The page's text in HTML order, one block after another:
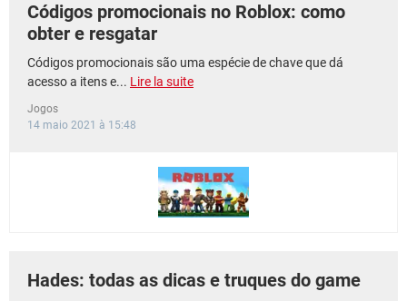
Códigos promocionais no Roblox: como
obter e resgatar
Códigos promocionais são uma espécie de chave que dá
acesso a itens e... Lire la suite
Jogos
14 maio 2021 à 15:48
Hades: todas as dicas e truques do game